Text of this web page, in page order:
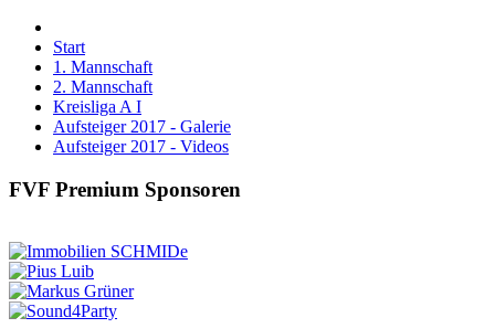
Start
1. Mannschaft
2. Mannschaft
Kreisliga A I
Aufsteiger 2017 - Galerie
Aufsteiger 2017 - Videos
FVF Premium Sponsoren